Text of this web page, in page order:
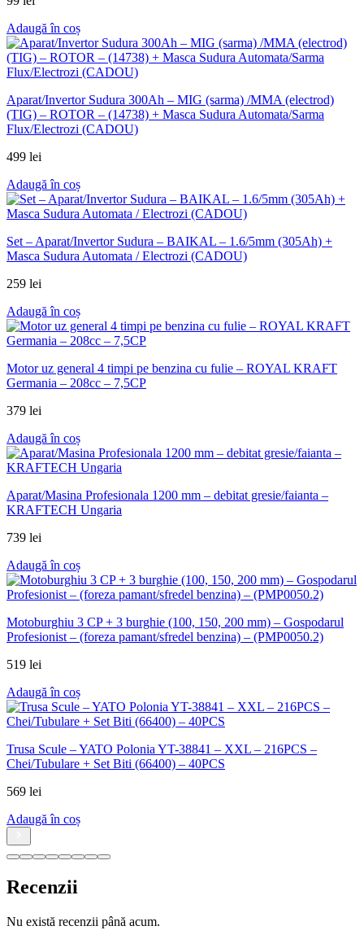
Recenzii
Nu există recenzii până acum.